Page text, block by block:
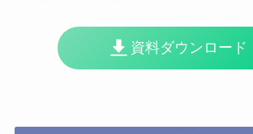
資料ダウンロード